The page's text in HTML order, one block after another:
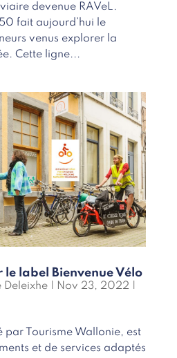
devenue RAVeL.
fait aujourd’hui le
venus explorer la
Cette ligne...
le label Bienvenue Vélo
Deleixhe| Nov 23, 2022 |
par Tourisme Wallonie, est
et de services adaptés